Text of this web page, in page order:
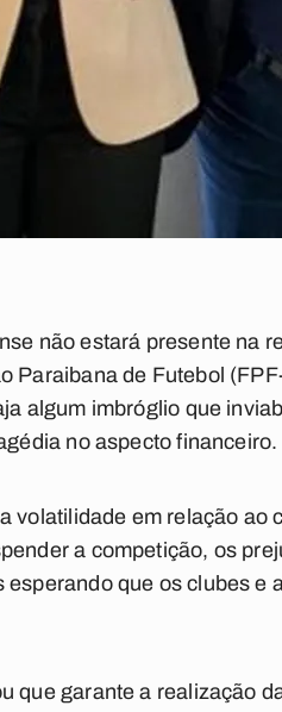
não estará presente na
Paraibana de Futebol
algum imbróglio que
no aspecto financeiro.
volatilidade em relação
a competição, os
que os clubes e
que garante a realização